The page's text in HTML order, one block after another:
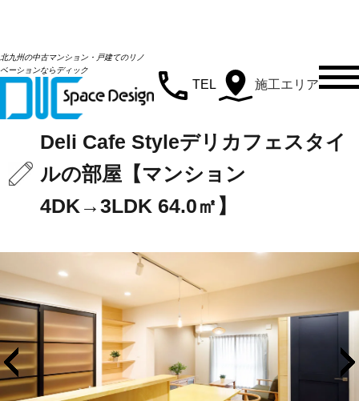
北九州の中古マンション・戸建てのリノ
ベーションならディック
TEL 施工エリア
WORKS
Deli Cafe Styleデリカフェスタイ
ルの部屋【マンション
4DK→3LDK 64.0㎡】